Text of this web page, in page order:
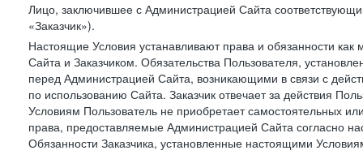
Лицо, заключившее с Администрацией Сайта
«Заказчик»).
Настоящие Условия устанавливают права и обязанности
Сайта и Заказчиком. Обязательства Пользователя,
перед Администрацией Сайта, возникающими в связи с
по использованию Сайта. Заказчик отвечает за действия
Условиям Пользователь не приобретает самостоятельных
права, предоставляемые Администрацией Сайта согласно
Обязанности Заказчика, установленные настоящими